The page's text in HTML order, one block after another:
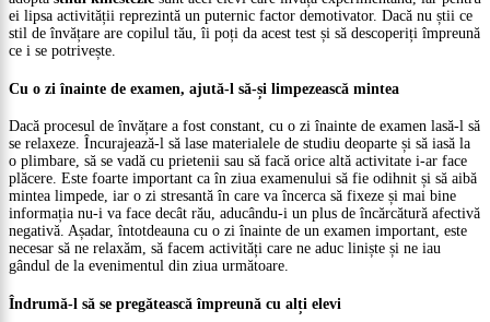
ei lipsa activității reprezintă un puternic factor demotivator. Dacă nu știi ce
stil de învățare are copilul tău, îi poți da acest test și să descoperiți împreună
ce i se potrivește.
Cu o zi înainte de examen, ajută-l să-și limpezească mintea
Dacă procesul de învățare a fost constant, cu o zi înainte de examen lasă-l să
se relaxeze. Încurajează-l să lase materialele de studiu deoparte și să iasă la
o plimbare, să se vadă cu prietenii sau să facă orice altă activitate i-ar face
plăcere. Este foarte important ca în ziua examenului să fie odihnit și să aibă
mintea limpede, iar o zi stresantă în care va încerca să fixeze și mai bine
informația nu-i va face decât rău, aducându-i un plus de încărcătură afectivă
negativă. Așadar, întotdeauna cu o zi înainte de un examen important, este
necesar să ne relaxăm, să facem activități care ne aduc liniște și ne iau
gândul de la evenimentul din ziua următoare.
Îndrumă-l să se pregătească împreună cu alți elevi